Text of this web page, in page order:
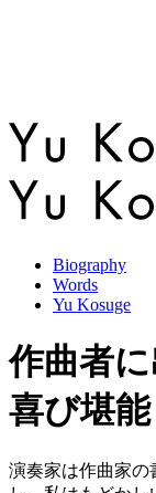
Biography
Words
Yu Kosuge
作曲者
喜び堪能
演奏家は作曲家の